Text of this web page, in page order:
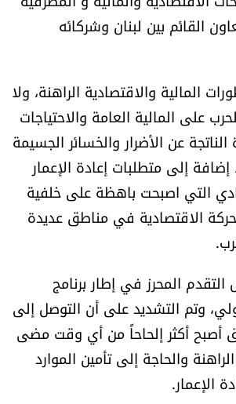
القائم بين لبنان وشركائه
المالية والاقتصادية الراهنة، ولا
على المالية العامة والاحتياجات
الناتجة عن الأضرار والخسائر الجسيمة
إضافة إلى متطلبات إعادة الإعمار
التي اصبحت باهظة على خلفية
الاقتصادية في مناطق عديدة
المحرز في إطار برنامج
وتم التشديد على أن التوصل إلى
أصبح أكثر إلحاحاً من أي وقت مضى
والحاجة إلى تأمين الموارد
الإعمار.